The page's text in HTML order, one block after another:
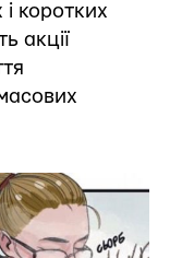
коротких
акції